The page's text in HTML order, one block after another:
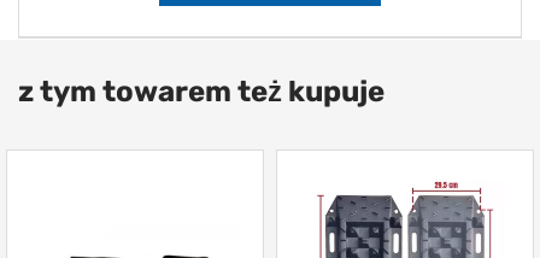
z tym towarem też kupuje